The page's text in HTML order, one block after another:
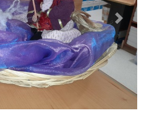
Next